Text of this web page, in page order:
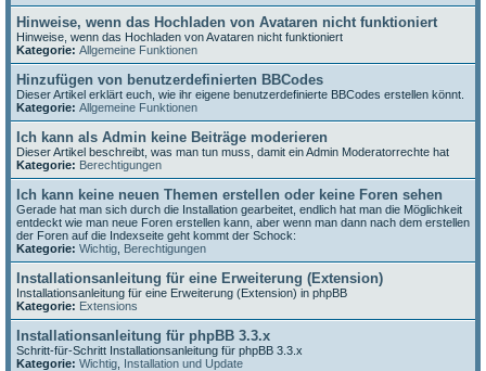
Hinweise, wenn das Hochladen von Avataren nicht funktioniert
Hinweise, wenn das Hochladen von Avataren nicht funktioniert
Kategorie: Allgemeine Funktionen
Hinzufügen von benutzerdefinierten BBCodes
Dieser Artikel erklärt euch, wie ihr eigene benutzerdefinierte BBCodes erstellen könnt.
Kategorie: Allgemeine Funktionen
Ich kann als Admin keine Beiträge moderieren
Dieser Artikel beschreibt, was man tun muss, damit ein Admin Moderatorrechte hat
Kategorie: Berechtigungen
Ich kann keine neuen Themen erstellen oder keine Foren sehen
Gerade hat man sich durch die Installation gearbeitet, endlich hat man die Möglichkeit
entdeckt wie man neue Foren erstellen kann, aber wenn man dann nach dem erstellen
der Foren auf die Indexseite geht kommt der Schock:
Kategorie: Wichtig Berechtigungen
Installationsanleitung für eine Erweiterung (Extension)
Installationsanleitung für eine Erweiterung (Extension) in phpBB
Kategorie: Extensions
Installationsanleitung für phpBB 3.3.x
Schritt-für-Schritt Installationsanleitung für phpBB 3.3.x
Kategorie: Wichtig Installation und Update